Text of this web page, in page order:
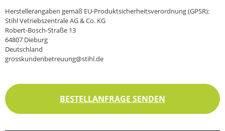
Herstellerangaben gemäß EU-Produktsicherheitsverordnung (GPSR):
Stihl Vetriebszentrale AG & Co. KG
Robert-Bosch-Straße 13
64807 Dieburg
Deutschland
grosskundenbetreuung@stihl.de
BESTELLANFRAGE SENDEN